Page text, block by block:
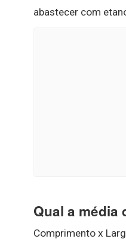
abastecer com
Qual a média
Comprimento x